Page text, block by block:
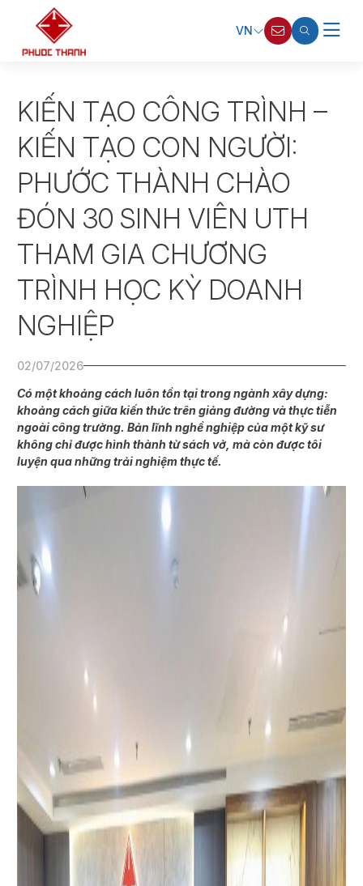
VN
KIẾN TẠO CÔNG TRÌNH –
KIẾN TẠO CON NGƯỜI:
PHƯỚC THÀNH CHÀO
ĐÓN 30 SINH VIÊN UTH
THAM GIA CHƯƠNG
TRÌNH HỌC KỲ DOANH
NGHIỆP
02/07/2026
Có một khoảng cách luôn tồn tại trong ngành xây dựng:
khoảng cách giữa kiến thức trên giảng đường và thực tiễn
ngoài công trường. Bản lĩnh nghề nghiệp của một kỹ sư
không chỉ được hình thành từ sách vở, mà còn được tôi
luyện qua những trải nghiệm thực tế.